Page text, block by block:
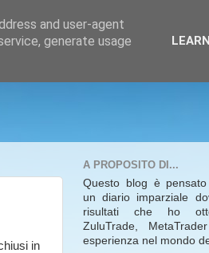
in
A PROPOSITO DI...
Questo blog è
un diario imparziale
risultati che ho
ZuluTrade,
esperienza nel mondo
and user-agent
generate usage